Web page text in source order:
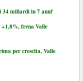
34 miliardi in 7 anni'
frena Valle
per crescita, Valle